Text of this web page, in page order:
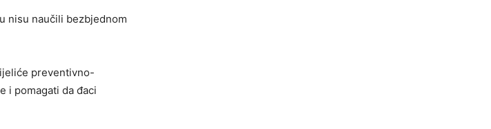
nisu naučili bezbjednom
preventivno-
i pomagati da đaci